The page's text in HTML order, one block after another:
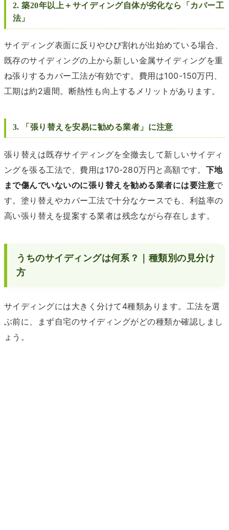
2. 築20年以上＋サイディング自体が劣化なら「カバー工
法」
サイディング表面に反りやひび割れが出始めている場合、
既存のサイディングの上から新しい金属サイディングを重
ね張りするカバー工法が有効です。費用は100-150万円、
工期は約2週間。断熱性も向上するメリットがあります。
3. 「張り替えを安易に勧める業者」に注意
張り替えは既存サイディングを全撤去して新しいサイディ
ングを張る工法で、費用は170-280万円と高額です。 下地
まで傷んでいないのに張り替えを勧める業者には要注意で
す。塗り替えやカバー工法で十分なケースでも、利益率の
高い張り替えを提案する業者は残念ながら存在します。
うちのサイディングは何系？｜種類別の見分け
方
サイディングには大きく分けて4種類あります。工法を選
ぶ前に、まず自宅のサイディングがどの種類か確認しまし
ょう。